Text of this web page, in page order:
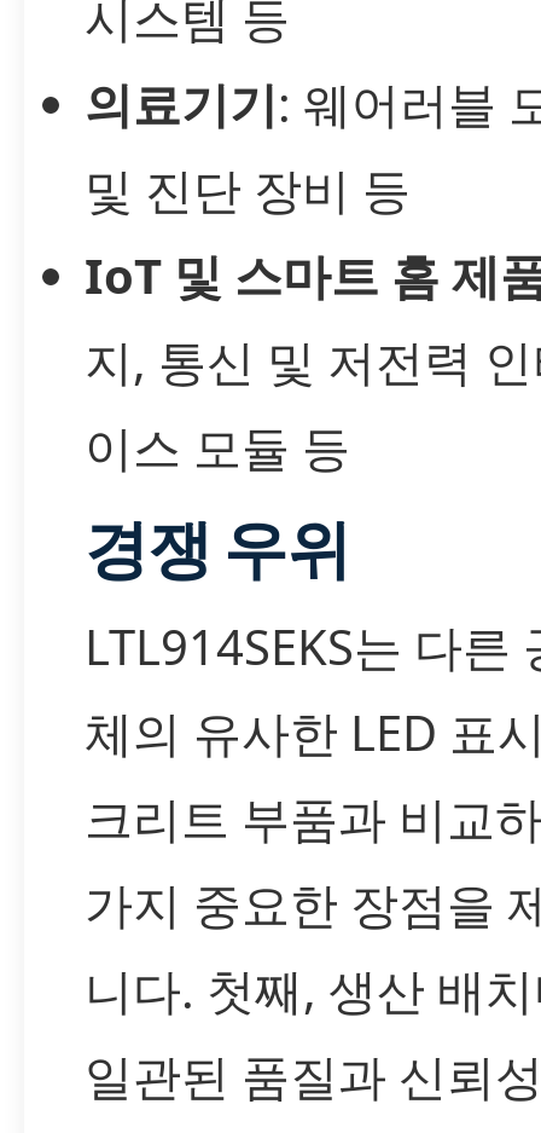
시스템 등
의료기기: 웨어러블
및 진단 장비 등
IoT 및 스마트 홈 제
지, 통신 및 저전력
이스 모듈 등
경쟁 우위
LTL914SEKS는 다른
체의 유사한 LED 표
크리트 부품과 비교
가지 중요한 장점을
니다. 첫째, 생산 배
일관된 품질과 신뢰